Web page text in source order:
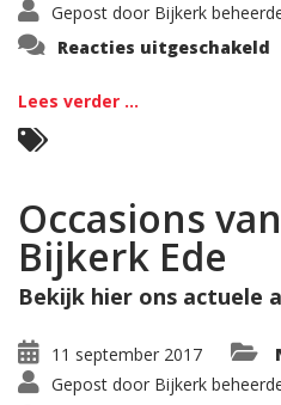
Gepost door Bijkerk
Reacties uitgeschakeld
Lees verder ...
Occasions
Bijkerk Ede
Bekijk hier ons actuele
11 september 2017
Gepost door Bijkerk